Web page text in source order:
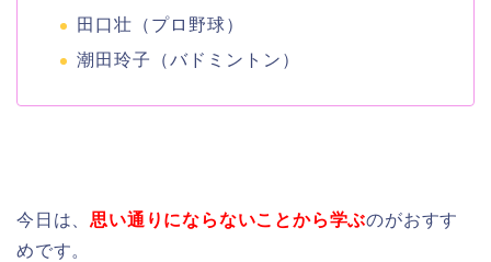
田口壮（プロ野球）
潮田玲子（バドミントン）
今日は、思い通りにならないことから学ぶのがおすす
めです。